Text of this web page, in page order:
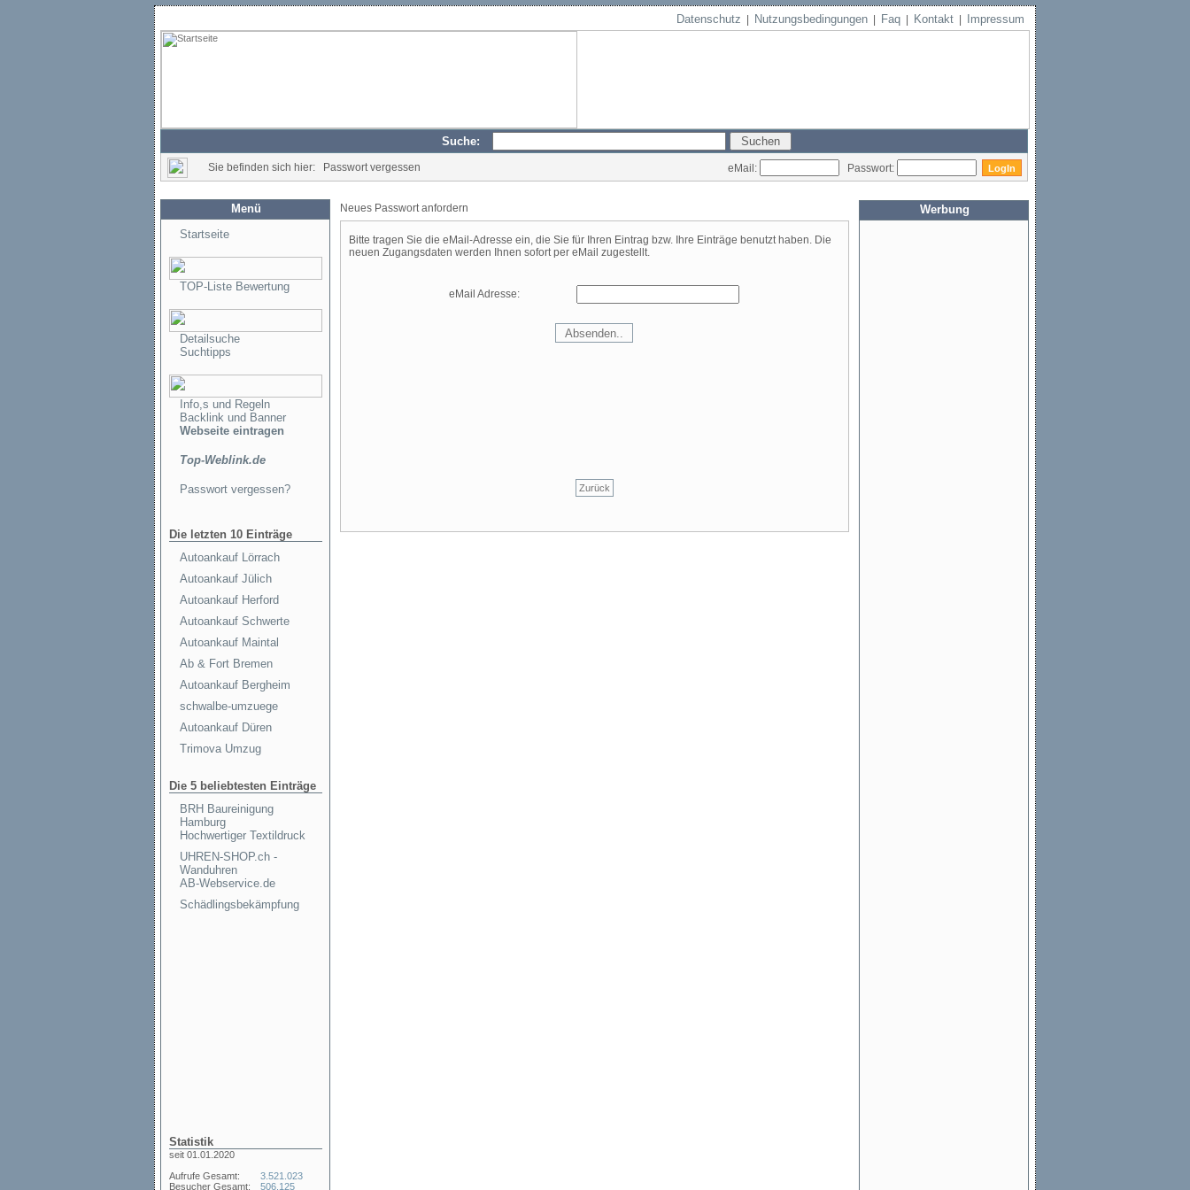
Datenschutz Nutzungsbedingungen Faq Kontakt Impressum
Suche:
Sie befinden sich hier: Passwort vergessen eMail: Passwort:
Menü
Startseite
TOP-Liste Bewertung
Detailsuche
Suchtipps
Info,s und Regeln
Backlink und Banner
Webseite eintragen
Top-Weblink.de
Passwort vergessen?
Die letzten 10 Einträge
Autoankauf Lörrach
Autoankauf Jülich
Autoankauf Herford
Autoankauf Schwerte
Autoankauf Maintal
Ab & Fort Bremen
Autoankauf Bergheim
schwalbe-umzuege
Autoankauf Düren
Trimova Umzug
Die 5 beliebtesten Einträge
BRH Baureinigung
Hamburg
Hochwertiger Textildruck
UHREN-SHOP.ch -
Wanduhren
AB-Webservice.de
Schädlingsbekämpfung
Statistik
seit 01.01.2020
Aufrufe Gesamt:
Besucher Gesamt:
3.521.023
506.125
Neues Passwort anfordern
Bitte tragen Sie die eMail-Adresse ein, die Sie für Ihren Eintrag bzw. Ihre Einträge benutzt haben. Die
neuen Zugangsdaten werden Ihnen sofort per eMail zugestellt.
eMail Adresse:
Zurück
Werbung